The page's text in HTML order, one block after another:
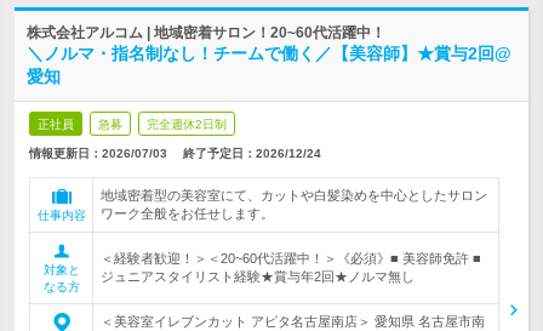
株式会社アルコム | 地域密着サロン！20~60代活躍中！
＼ノルマ・指名制なし！チームで働く／【美容師】★賞与2回@
愛知
正社員 急募 完全週休2日制
情報更新日：2026/07/03 終了予定日： 2026/12/24
仕事内容
地域密着型の美容室にて、カットや白髪染めを中心としたサロン
ワーク全般をお任せします。
対象と
なる方
＜経験者歓迎！＞＜20~60代活躍中！＞《必須》■ 美容師免許 ■
ジュニアスタイリスト経験★賞与年2回★ノルマ無し
＜美容室イレブンカット アピタ名古屋南店＞ 愛知県 名古屋市南